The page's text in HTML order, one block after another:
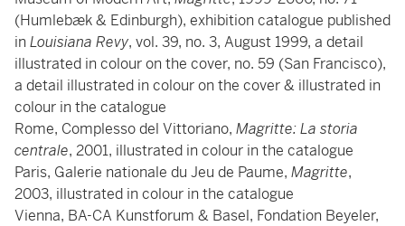
(Humlebæk & Edinburgh), exhibition catalogue published
in Louisiana Revy, vol. 39, no. 3, August 1999, a detail
illustrated in colour on the cover, no. 59 (San Francisco),
a detail illustrated in colour on the cover & illustrated in
colour in the catalogue
Rome, Complesso del Vittoriano, Magritte: La storia
centrale, 2001, illustrated in colour in the catalogue
Paris, Galerie nationale du Jeu de Paume, Magritte,
2003, illustrated in colour in the catalogue
Vienna, BA-CA Kunstforum & Basel, Fondation Beyeler,